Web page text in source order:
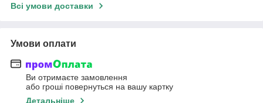
Всі умови доставки
Умови оплати
Ви отримаєте замовлення
або гроші повернуться на вашу картку
Детальніше